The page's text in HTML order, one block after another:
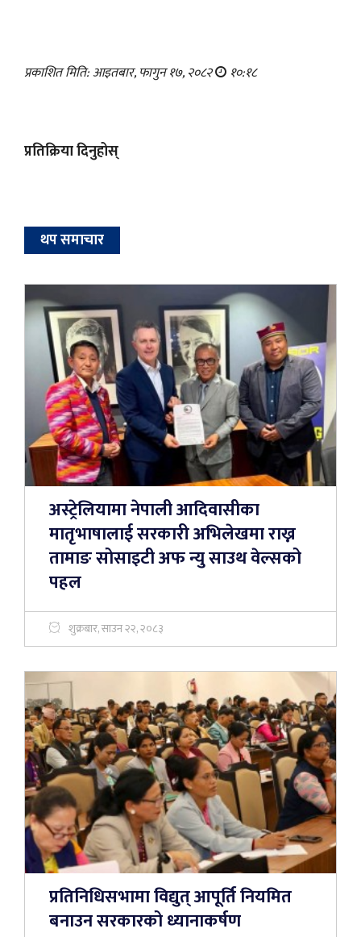
प्रकाशित मिति: आइतबार, फागुन १७, २०८२ १०:१८
प्रतिक्रिया दिनुहोस्
थप समाचार
अस्ट्रेलियामा नेपाली आदिवासीका
मातृभाषालाई सरकारी अभिलेखमा राख्न
तामाङ सोसाइटी अफ न्यु साउथ वेल्सको
पहल
शुक्रबार, साउन २२, २०८३
प्रतिनिधिसभामा विद्युत् आपूर्ति नियमित
बनाउन सरकारको ध्यानाकर्षण